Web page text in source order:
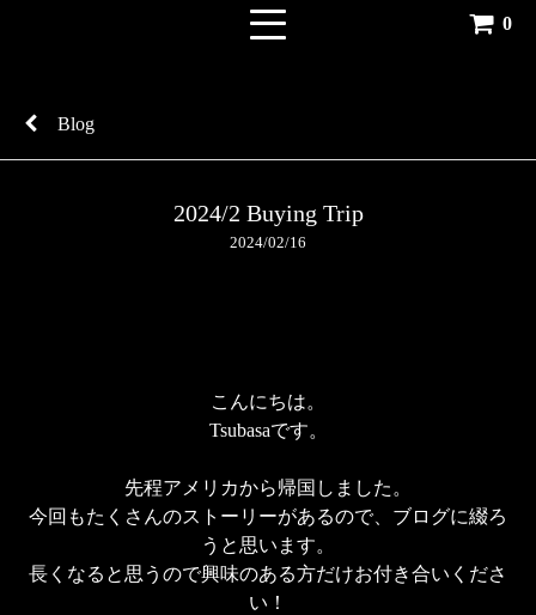
0
Blog
2024/2 Buying Trip
2024/02/16
こんにちは。
Tsubasaです。
先程アメリカから帰国しました。
今回もたくさんのストーリーがあるので、ブログに綴ろ
うと思います。
長くなると思うので興味のある方だけお付き合いくださ
い！